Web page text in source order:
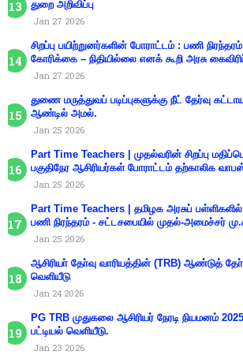
துறை அறிவிப்பு
Jan 27 2026
சிறப்பு பயிற்றுனர்களின் போராட்டம் : பணி
கோரிக்கை – நிதியில்லை எனக் கூறி அரசு
Jan 27 2026
துணை மருத்துவப் படிப்புகளுக்கு நீட் தேர்வு
ஆண்டில் அமல்.
Jan 25 2026
Part Time Teachers | முதல்வரின் சிறப்பு
பகுதிநேர ஆசிரியர்கள் போராட்டம் தற்காலிக
Jan 25 2026
Part Time Teachers | தமிழக அரசுப் பள்ளிகளில்
பணி நிரந்தரம் - சட்டசபையில் முதல்-அமைச்சர்
Jan 25 2026
ஆசிரியா் தோ்வு வாரியத்தின் (TRB) ஆண்டுத்
வெளியீடு
Jan 24 2026
PG TRB முதுகலை ஆசிரியர் நேரடி நியமனம்
பட்டியல் வெளியீடு.
Jan 23 2026